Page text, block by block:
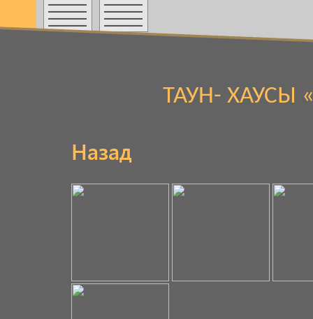
ТАУН- ХАУСЫ
Назад